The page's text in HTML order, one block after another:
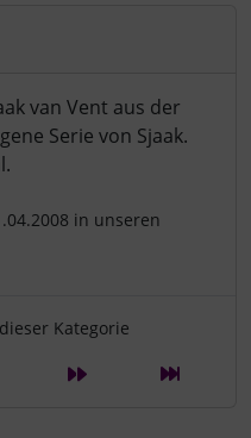
van Vent aus der
Serie von Sjaak.
in unseren
innerhalb
Kategorie